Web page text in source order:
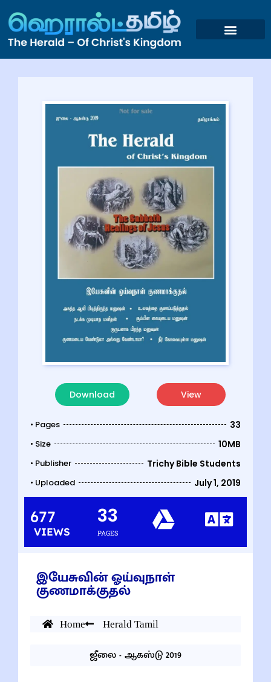
Download View
• Pages 33
• Size 10MB
• Publisher Trichy Bible Students
• Uploaded July 1, 2019
677
VIEWS PAGES
33
இயேசுவின் ஓய்வுநாள்
குணமாக்குதல்
Home Herald Tamil
ஜீலை - ஆகஸ்டு 2019